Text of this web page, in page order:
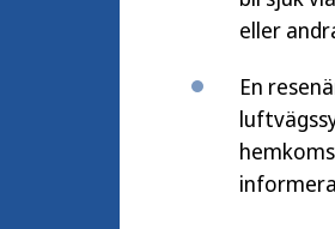
eller
En